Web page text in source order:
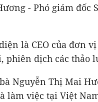
- Phó giám đốc
là CEO của đơn
phiên dịch các thảo
Nguyễn Thị Mai
làm việc tại Việt